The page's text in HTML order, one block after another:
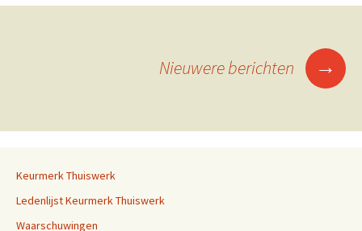
Berichtennavigatie
Nieuwere berichten →
Keurmerk Thuiswerk
Ledenlijst Keurmerk Thuiswerk
Waarschuwingen